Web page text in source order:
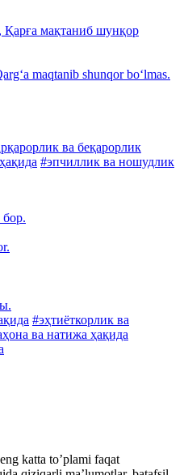
Қарға мақтаниб шунқор
maqtanib shunqor bo‘lmas.
ва беқарорлик
#эпчиллик ва ношудлик
бор.
#эҳтиёткорлик ва
ва натижа ҳақида
katta toʼplami faqat